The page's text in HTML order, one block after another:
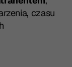
czasu